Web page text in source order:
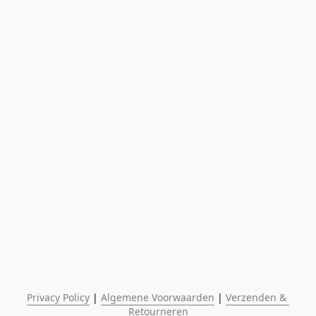
Privacy Policy | Algemene Voorwaarden | Verzenden &
Retourneren